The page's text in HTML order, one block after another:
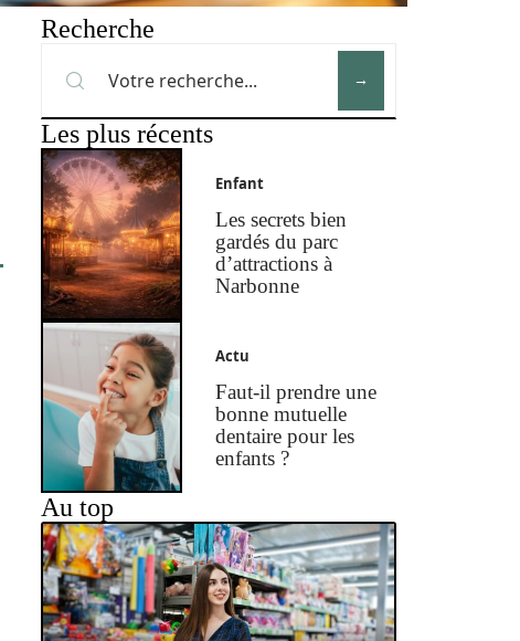
Recherche
Les plus récents
Enfant
Les secrets bien
gardés du parc
d’attractions à
Narbonne
Actu
Faut-il prendre une
bonne mutuelle
dentaire pour les
enfants ?
Au top